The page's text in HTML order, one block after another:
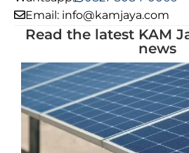
Email: info@kamjaya.com
Read the latest KAM
news